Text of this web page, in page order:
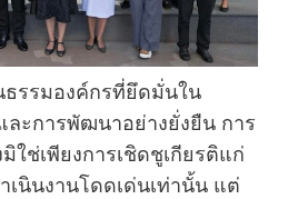
รรมองค์กรที่ยึดมั่นใน
ะการพัฒนาอย่างยั่งยืน การ
ใช่เพียงการเชิดชูเกียรติแก่
เนินงานโดดเด่นเท่านั้น แต่